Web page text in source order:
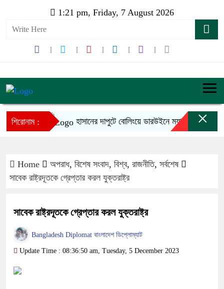
1:21 pm, Friday, 7 August 2026
শিরোনাম : হাসানের দাপুটে বোলিংয়ে ডারউইনে ম্যাচে টিকে আছে
×
Home অপরাধ, বিশেষ সংবাদ, বিশ্ব, রাজনীতি, সর্বশেষ
সাবেক রাষ্ট্রদূতকে গ্রেপ্তার করল যুক্তরাষ্ট্র
সাবেক রাষ্ট্রদূতকে গ্রেপ্তার করল যুক্তরাষ্ট্র
Bangladesh Diplomat বাংলাদেশ ডিপ্লোম্যাট
Update Time : 08:36:50 am, Tuesday, 5 December 2023